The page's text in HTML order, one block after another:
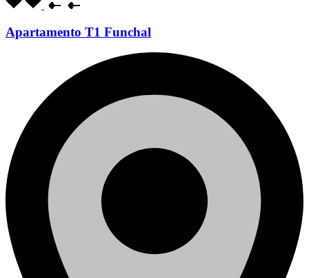
Apartamento T1 Funchal